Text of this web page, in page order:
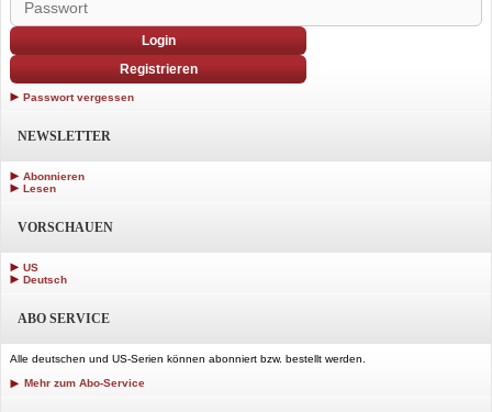
Login
Registrieren
Passwort vergessen
NEWSLETTER
Abonnieren
Lesen
VORSCHAUEN
US
Deutsch
ABO SERVICE
Alle deutschen und US-Serien können abonniert bzw. bestellt werden.
Mehr zum Abo-Service